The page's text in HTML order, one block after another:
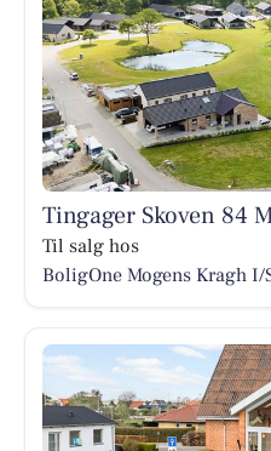
Tingager Skoven 84
Til salg hos
BoligOne Mogens Kragh I/